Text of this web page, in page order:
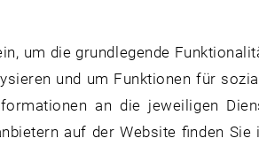
Students
Seminarraum AE U1 - 7, 1040 Wien
um die grundlegende
und um Funktionen für
an die jeweiligen
auf der Website finden Sie